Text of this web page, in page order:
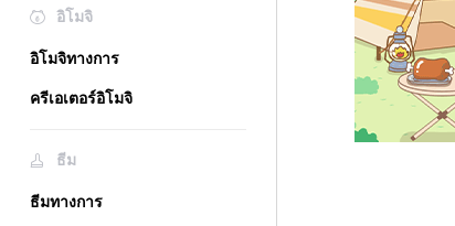
อิโมจิ
อิโมจิทางการ
ครีเอเตอร์อิโมจิ
ธีม
ธีมทางการ